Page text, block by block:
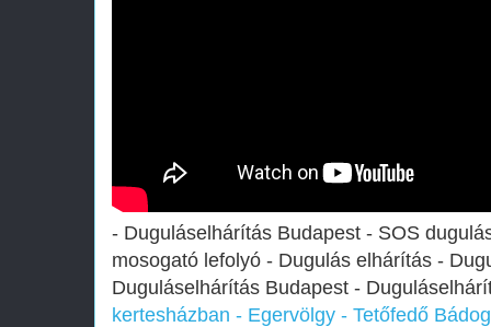
- Duguláselhárítás Budapest - SOS
mosogató lefolyó - Dugulás elhárítás -
Duguláselhárítás Budapest -
kertesházban - Egervölgy - Tetőfedő